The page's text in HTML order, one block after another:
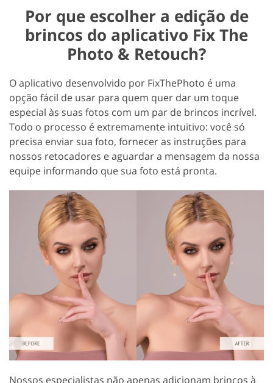
Por que escolher a edição de
brincos do aplicativo Fix The
Photo & Retouch?
O aplicativo desenvolvido por FixThePhoto é uma
opção fácil de usar para quem quer dar um toque
especial às suas fotos com um par de brincos incrível.
Todo o processo é extremamente intuitivo: você só
precisa enviar sua foto, fornecer as instruções para
nossos retocadores e aguardar a mensagem da nossa
equipe informando que sua foto está pronta.
Nossos especialistas não apenas adicionam brincos à